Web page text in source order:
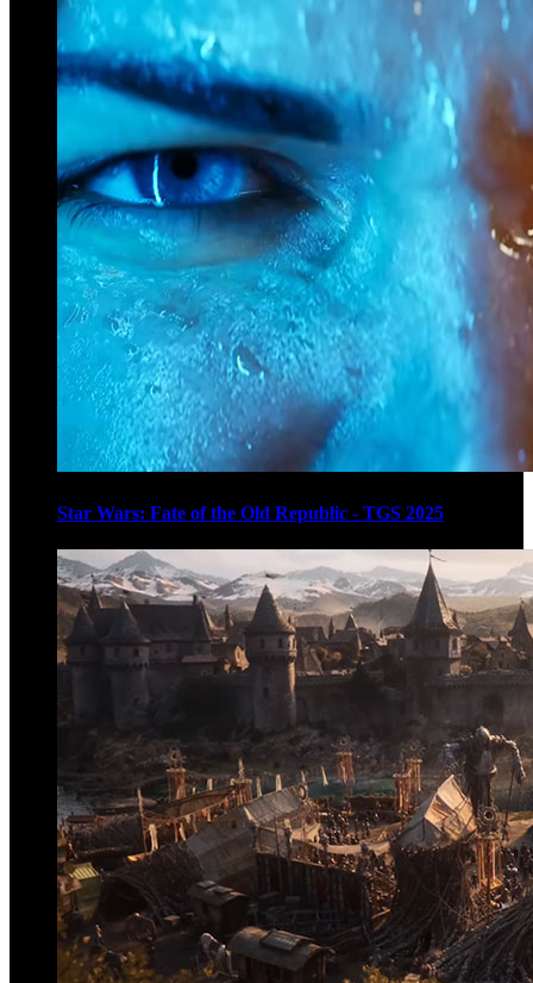
Star Wars: Fate of the Old Republic - TGS 2025